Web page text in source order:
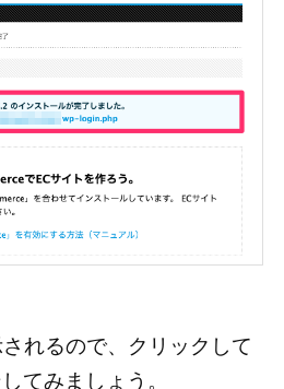
れるので、クリックして
てみましょう。